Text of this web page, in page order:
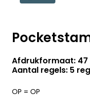
Afdrukformaat: 47
Aantal regels: 5
OP = OP